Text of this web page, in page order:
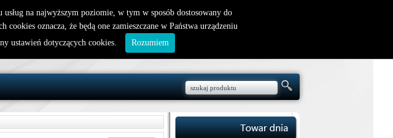
nowy klient
W koszyku jest 0 produktów(y)
na najwyższym poziomie, w tym w sposób dostosowany do
oznacza, że będą one zamieszczane w Państwa urządzeniu
ustawień dotyczących cookies.
Rozumiem